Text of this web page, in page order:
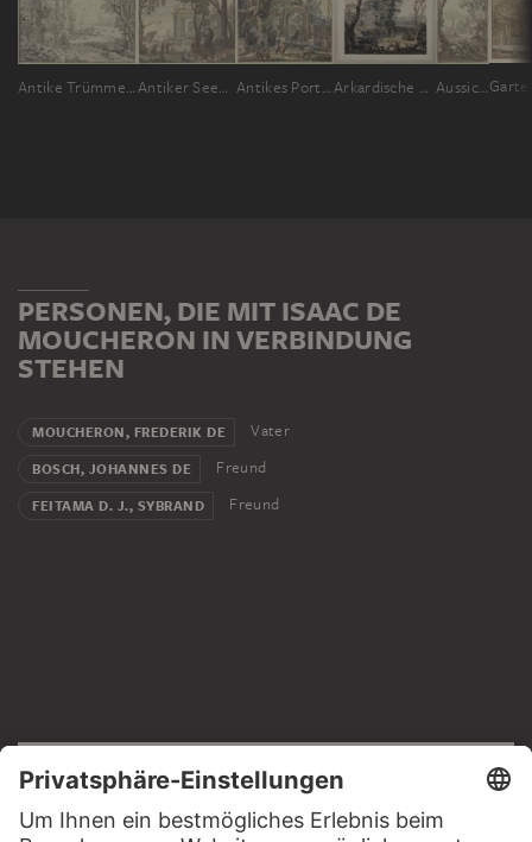
Antike Trümmer an einem Fluss, links eine Sphinx Antiker Seehafen Antikes Portal, links eine Panstatue mit Altar, Vorbereitungen zum Opfer Arkardische Landschaft mit Palastarchitektur Aussicht auf einen Fluss, an welchem Gebäude und ein Brunnen stehen, ein Reiter tränkt sein Pferd
PERSONEN, DIE MIT ISAAC DE
MOUCHERON IN VERBINDUNG
STEHEN
MOUCHERON, FREDERIK DE Vater
BOSCH, JOHANNES DE Freund
FEITAMA D. J., SYBRAND Freund
Impressum
Datenschutz